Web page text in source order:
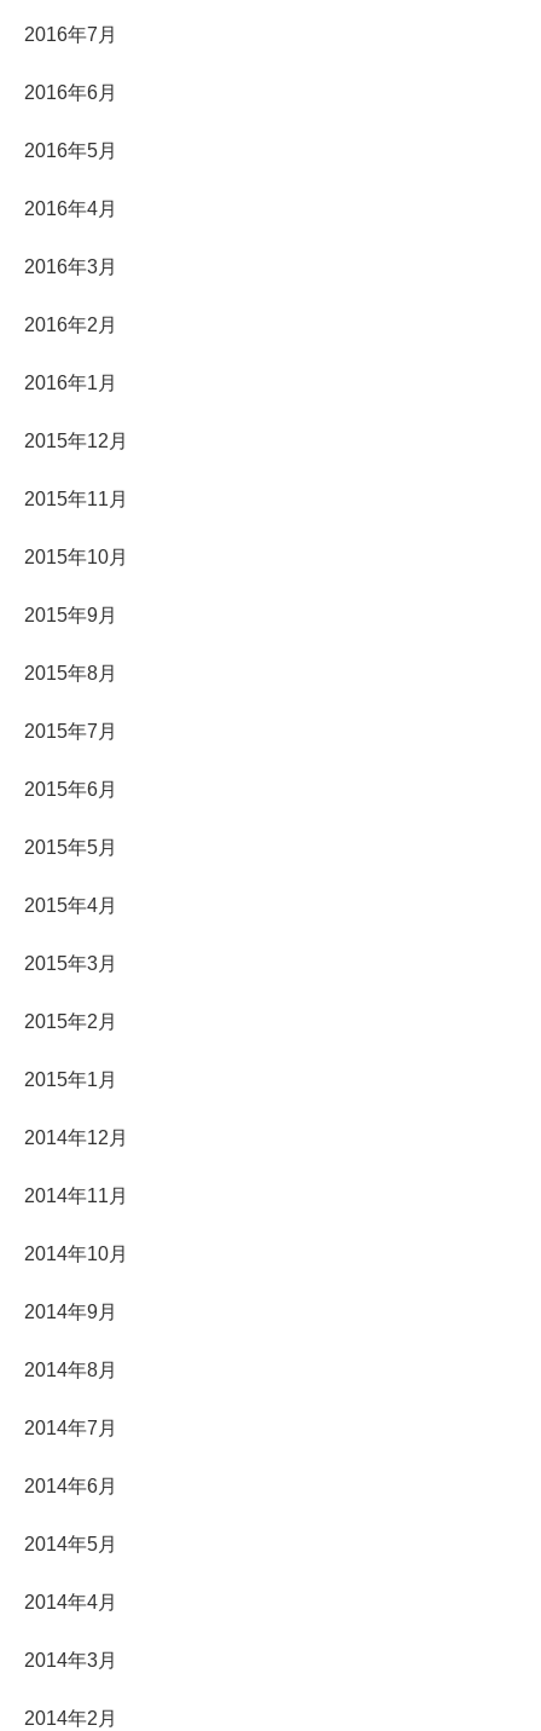
2016年7月
2016年6月
2016年5月
2016年4月
2016年3月
2016年2月
2016年1月
2015年12月
2015年11月
2015年10月
2015年9月
2015年8月
2015年7月
2015年6月
2015年5月
2015年4月
2015年3月
2015年2月
2015年1月
2014年12月
2014年11月
2014年10月
2014年9月
2014年8月
2014年7月
2014年6月
2014年5月
2014年4月
2014年3月
2014年2月